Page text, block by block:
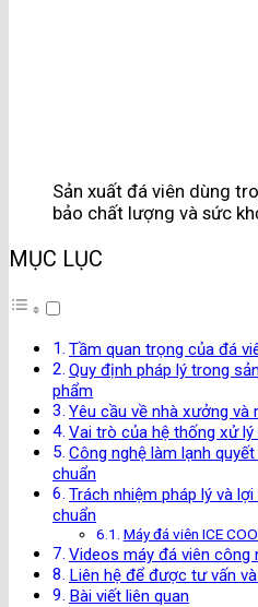
Sản xuất đá viên dùng
bảo chất lượng và sức
MỤC LỤC
Tầm quan trọng của đá
Quy định pháp lý trong
phẩm
Yêu cầu về nhà xưởng
Vai trò của hệ thống xử
Công nghệ làm lạnh
chuẩn
Trách nhiệm pháp lý và
chuẩn
Máy đá viên ICE
Videos máy đá viên công
Liên hệ để được tư vấn
Bài viết liên quan